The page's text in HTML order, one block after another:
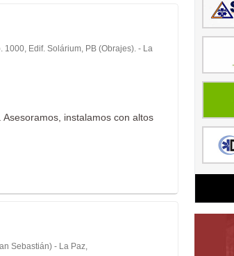
1000, Edif. Solárium, PB (Obrajes). - La
instalamos con altos
Sebastián) - La Paz,